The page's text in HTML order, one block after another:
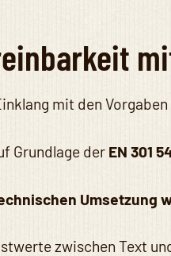
mit den
Grundlage der EN 301
zwischen Text